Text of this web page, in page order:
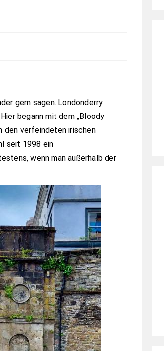
gern sagen, Londonderry
begann mit dem „Bloody
den verfeindeten irischen
seit 1998 ein
wenn man außerhalb der